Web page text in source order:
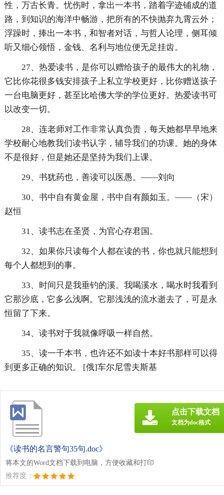
性，万古长青。忧伤时，拿出一本书，踏着字迹铺成的道
路，到知识的海洋中畅游，把所有的不快抛弃九霄云外；
浮躁时，捧出一本书，和智者对话，与哲人论理，侧耳倾
听又细心领悟，金钱、名利与地位便无足挂齿。
27、热爱读书，是你可以赠给孩子的最伟大的礼物，
它比你花很多钱安排孩子上私立学校更好，比你赠送孩子
一台电脑更好，甚至比哈佛大学的学位更好。热爱读书可
以改变一切。
28、连老师对工作非常认真负责，每天她都早早地来
学校耐心地教我们读书认字，辅导我们的功课。她的身体
不是很好，但是她还是坚持为我们上课。
29、书犹药也，善读可以医愚。——刘向
30、书中自有黄金屋，书中自有颜如玉。——（宋）
赵恒
31、读书志在圣贤，为官心存君国。
32、如果你只读每个人都在读的书，你也就只能想到
每个人都想到的事。
33、时间只是我垂钓的溪。我喝溪水，喝水时我看到
它那沙底，它多么浅啊。它那浅浅的流水逝去了，可是永
恒留了下来。
34、读书对于我就像呼吸一样自然。
35、读一千本书，也许还不如读十本好书那样可以得
到更多正确的知识。 [俄]车尔尼雪夫斯基
《读书的名言警句35句.doc》
将本文的Word文档下载到电脑，方便收藏和打印
推荐度：
点击下载文档
文档为doc格式